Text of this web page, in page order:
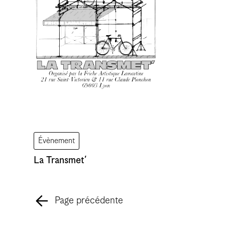
Évènement
La Transmet’
Page précédente